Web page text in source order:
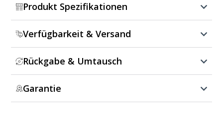
Produkt Spezifikationen
Verfügbarkeit & Versand
Rückgabe & Umtausch
Garantie